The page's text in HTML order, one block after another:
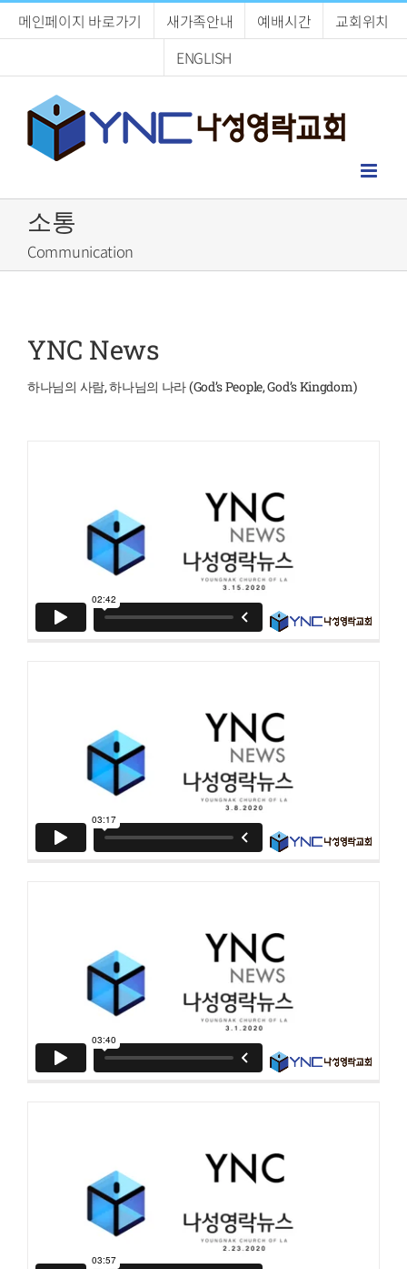
메인페이지 바로가기 새가족안내 예배시간
교회위치
ENGLISH
소통
Communication
YNC News
하나님의 사람, 하나님의 나라 (God’s People, God’s Kingdom)